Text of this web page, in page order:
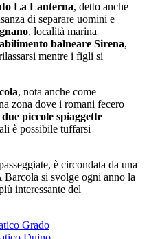
La Lanterna, detto anche
di separare uomini e
, località marina
balneare Sirena,
mentre i figli si
, nota anche come
zona dove i romani fecero
due piccole spiaggette
è possibile tuffarsi
è circondata da una
Barcola si svolge ogni anno la
interessante del